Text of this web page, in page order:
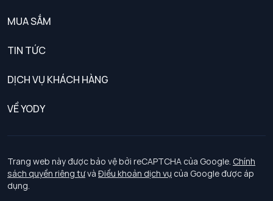
MUA SẮM
TIN TỨC
DỊCH VỤ KHÁCH HÀNG
Chính sách khách hàng thân thiết
Chính sách bảo vệ dữ liệu cá nhân
Chính sách thanh toán, giao nhận
VỀ YODY
Tuyển dụng
Trang web này được bảo vệ bởi reCAPTCHA của Google. Chính
sách quyền riêng tưvà Điều khoản dịch vụ của Google được áp
dụng.